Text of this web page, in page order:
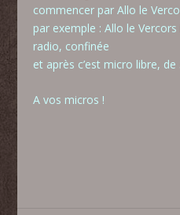
commencer parAllo le
par exemple :Allo le
radio, confinée
et après c’est micro libre,
A vos micros !